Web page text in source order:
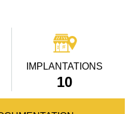
IMPLANTATIONS
10